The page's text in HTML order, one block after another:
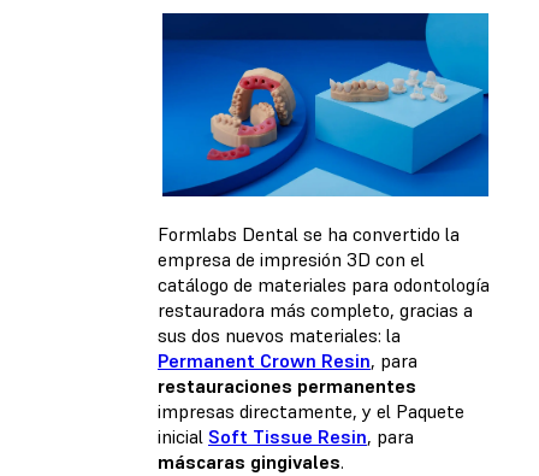
Formlabs Dental se ha convertido la
empresa de impresión 3D con el
catálogo de materiales para odontología
restauradora más completo, gracias a
sus dos nuevos materiales: la
Permanent Crown Resin, para
restauraciones permanentes
impresas directamente, y el Paquete
inicial Soft Tissue Resin, para
máscaras gingivales.